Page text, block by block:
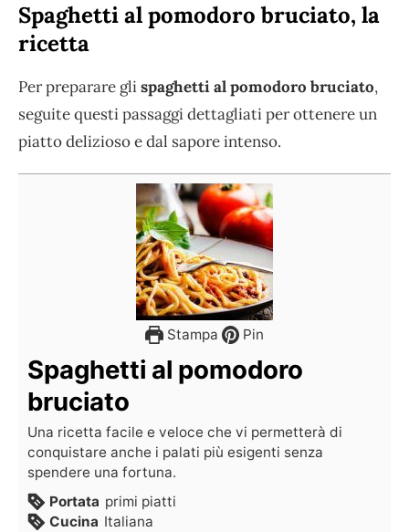
Spaghetti al pomodoro bruciato, la
ricetta
Per preparare glispaghetti al pomodoro bruciato,
seguite questi passaggi dettagliati per ottenere un
piatto delizioso e dal sapore intenso.
Stampa Pin
Spaghetti al pomodoro
bruciato
Una ricetta facile e veloce che vi permetterà di
conquistare anche i palati più esigenti senza
spendere una fortuna.
Portata primi piatti
Cucina Italiana